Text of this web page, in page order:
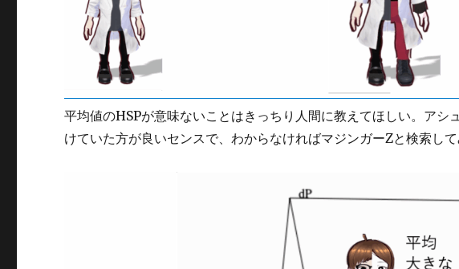
平均値のHSPが意味ないことはきっちり人間に教えてほしい。ア
けていた方が良いセンスで、わからなければマジンガーZと検索して